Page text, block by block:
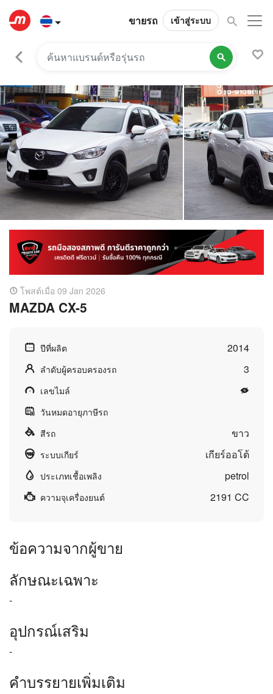
ขายรถ เข้าสู่ระบบ
โพสต์เมื่อ 09 Jan 2026
MAZDA CX-5
ปีที่ผลิต 2014
ลำดับผู้ครอบครองรถ 3
เลขไมล์
วันหมดอายุภาษีรถ
สีรถ
ขาว
ระบบเกียร์ เกียร์ออโต้
ประเภทเชื้อเพลิง petrol
ความจุเครื่องยนต์ 2191 CC
ข้อความจากผู้ขาย
ลักษณะเฉพาะ
-
อุปกรณ์เสริม
-
คำบรรยายเพิ่มเติม